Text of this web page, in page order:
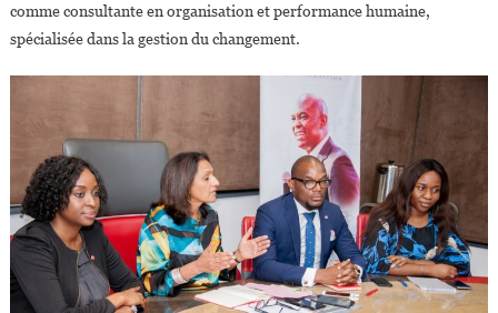
comme consultante en organisation et performance humaine,
spécialisée dans la gestion du changement.